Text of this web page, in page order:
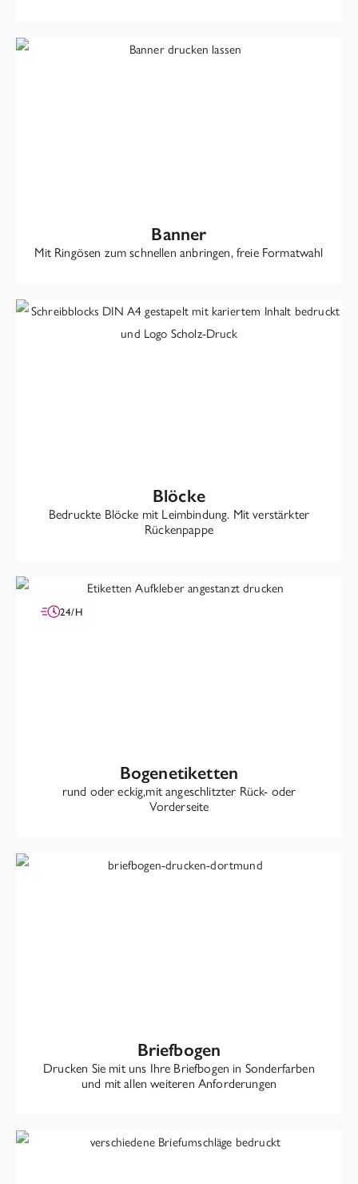
Banner
Mit Ringösen zum schnellen anbringen, freie Formatwahl
Blöcke
Bedruckte Blöcke mit Leimbindung. Mit verstärkter
Rückenpappe
24/H
Bogenetiketten
rund oder eckig,mit angeschlitzter Rück- oder
Vorderseite
Briefbogen
Drucken Sie mit uns Ihre Briefbogen in Sonderfarben
und mit allen weiteren Anforderungen